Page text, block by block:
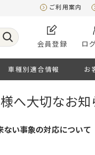
ご利用案内
会員登録 ロ
車種別適合情報 お
へ大切なお知
ない事象の対応について